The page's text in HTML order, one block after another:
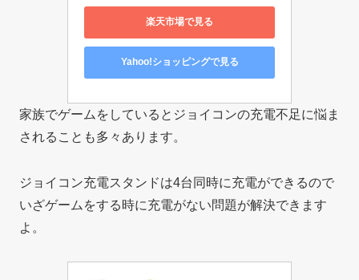
楽天市場で見る
Yahoo!ショッピングで見る
家族でゲームをしているとジョイコンの充電不足に悩ま
されることも多々あります。
ジョイコン充電スタンドは4台同時に充電ができるので
いざゲームをする時に充電がない問題が解決できます
よ。